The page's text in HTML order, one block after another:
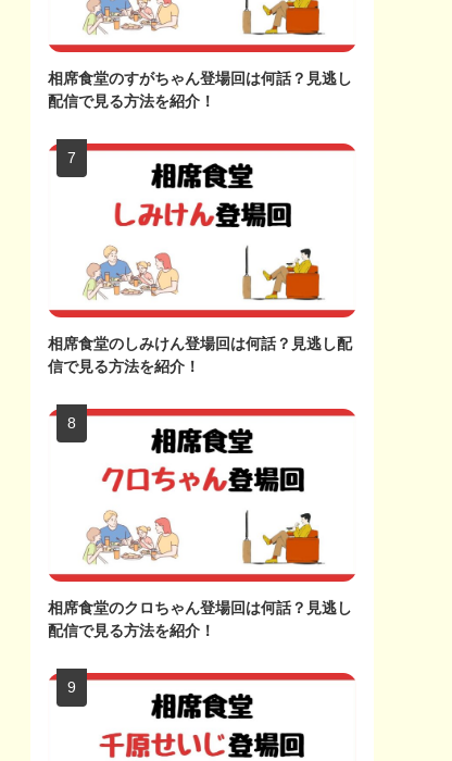
相席食堂のすがちゃん登場回は何話？見逃し
配信で見る方法を紹介！
相席食堂のしみけん登場回は何話？見逃し配
信で見る方法を紹介！
相席食堂のクロちゃん登場回は何話？見逃し
配信で見る方法を紹介！